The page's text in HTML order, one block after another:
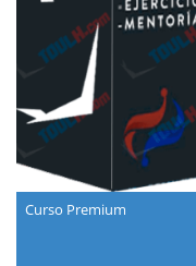
Curso Premium